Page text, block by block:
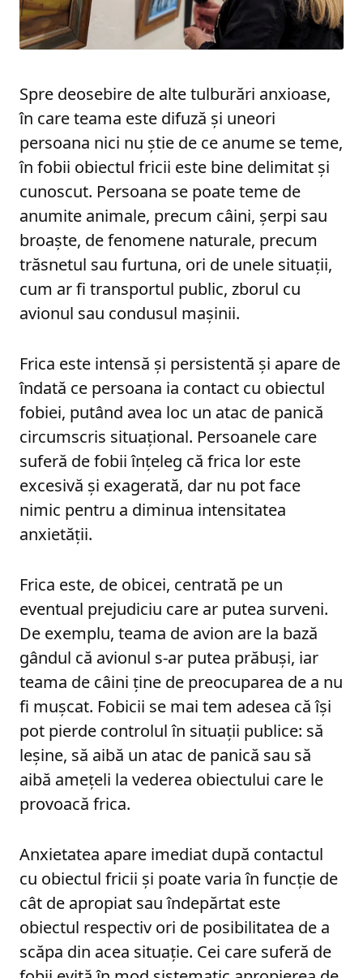
Spre deosebire de alte tulburări anxioase,
în care teama este difuză și uneori
persoana nici nu știe de ce anume se teme,
în fobii obiectul fricii este bine delimitat și
cunoscut. Persoana se poate teme de
anumite animale, precum câini, șerpi sau
broaște, de fenomene naturale, precum
trăsnetul sau furtuna, ori de unele situații,
cum ar fi transportul public, zborul cu
avionul sau condusul mașinii.
Frica este intensă și persistentă și apare de
îndată ce persoana ia contact cu obiectul
fobiei, putând avea loc un atac de panică
circumscris situațional. Persoanele care
suferă de fobii înțeleg că frica lor este
excesivă și exagerată, dar nu pot face
nimic pentru a diminua intensitatea
anxietății.
Frica este, de obicei, centrată pe un
eventual prejudiciu care ar putea surveni.
De exemplu, teama de avion are la bază
gândul că avionul s-ar putea prăbuși, iar
teama de câini ține de preocuparea de a nu
fi mușcat. Fobicii se mai tem adesea că își
pot pierde controlul în situații publice: să
leșine, să aibă un atac de panică sau să
aibă amețeli la vederea obiectului care le
provoacă frica.
Anxietatea apare imediat după contactul
cu obiectul fricii și poate varia în funcție de
cât de apropiat sau îndepărtat este
obiectul respectiv ori de posibilitatea de a
scăpa din acea situație. Cei care suferă de